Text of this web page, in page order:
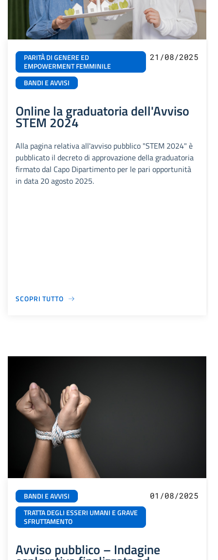
PARITÀ DI GENERE ED
EMPOWERMENT FEMMINILE
BANDI E AVVISI
21/08/2025
Online la graduatoria dell'Avviso
STEM 2024
Alla pagina relativa all'avviso pubblico "STEM 2024" è
pubblicato il decreto di approvazione della graduatoria
firmato dal Capo Dipartimento per le pari opportunità
in data 20 agosto 2025.
SCOPRI TUTTO
BANDI E AVVISI
TRATTA DEGLI ESSERI UMANI E GRAVE
SFRUTTAMENTO
01/08/2025
Avviso pubblico – Indagine